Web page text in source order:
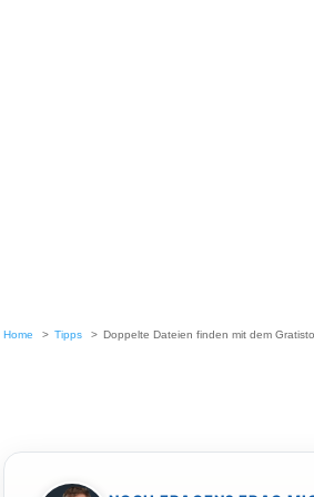
Home Tipps Doppelte Dateien finden mit dem